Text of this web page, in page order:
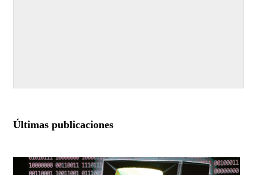
Últimas publicaciones